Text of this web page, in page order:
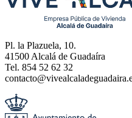
Pl. la Plazuela, 10.
41500 Alcalá de Guadaíra
Tel. 854 52 62 32